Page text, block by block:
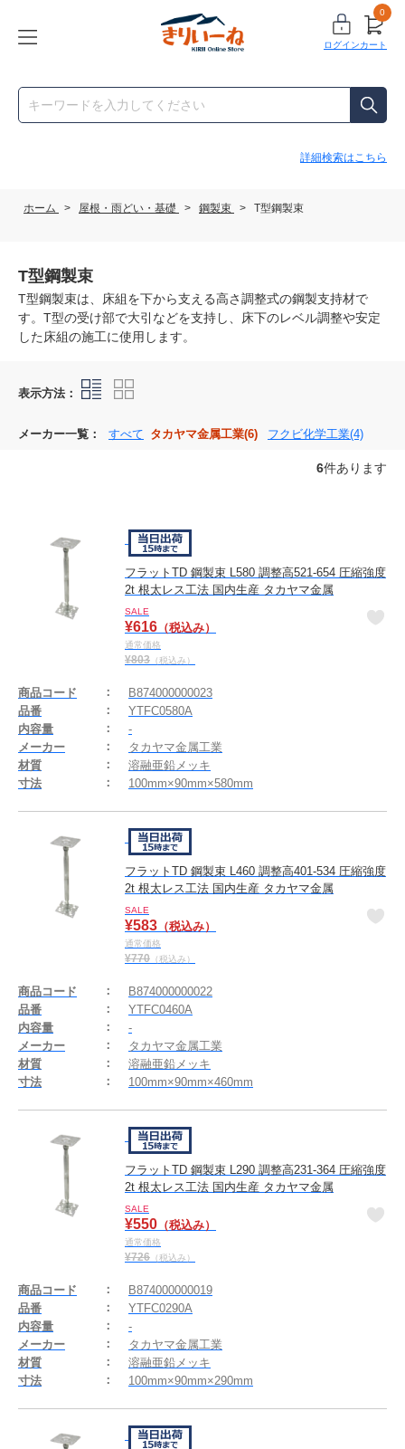
ログイン
0
カート
詳細検索はこちら
ホーム > 屋根・雨どい・基礎 > 鋼製束 > T型鋼製束
T型鋼製束
T型鋼製束は、床組を下から支える高さ調整式の鋼製支持材で
す。T型の受け部で大引などを支持し、床下のレベル調整や安定
した床組の施工に使用します。
表示方法：
メーカー一覧： すべて タカヤマ金属工業(6) フクビ化学工業(4)
6件あります
フラットTD 鋼製束 L580 調整高521-654 圧縮強度
2t 根太レス工法 国内生産 タカヤマ金属
SALE
¥616 （税込み）
通常価格
¥803 （税込み）
商品コード
B874000000023
品番
YTFC0580A
内容量
-
メーカー
タカヤマ金属工業
材質
溶融亜鉛メッキ
寸法
100mm×90mm×580mm
フラットTD 鋼製束 L460 調整高401-534 圧縮強度
2t 根太レス工法 国内生産 タカヤマ金属
SALE
¥583 （税込み）
通常価格
¥770 （税込み）
商品コード
B874000000022
品番
YTFC0460A
内容量
-
メーカー
タカヤマ金属工業
材質
溶融亜鉛メッキ
寸法
100mm×90mm×460mm
フラットTD 鋼製束 L290 調整高231-364 圧縮強度
2t 根太レス工法 国内生産 タカヤマ金属
SALE
¥550 （税込み）
通常価格
¥726 （税込み）
商品コード
B874000000019
品番
YTFC0290A
内容量
-
メーカー
タカヤマ金属工業
材質
溶融亜鉛メッキ
寸法
100mm×90mm×290mm